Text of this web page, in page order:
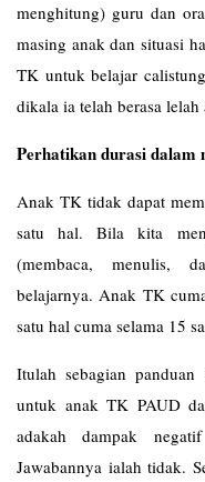
menghitung) guru dan
masing anak dan situasi
TK untuk belajar
dikala ia telah berasa lelah
Perhatikan durasi dalam
Anak TK tidak dapat
satu hal. Bila kita
(membaca, menulis,
belajarnya. Anak TK
satu hal cuma selama 15
Itulah sebagian
untuk anak TK PAUD
adakah dampak
Jawabannya ialah tidak.